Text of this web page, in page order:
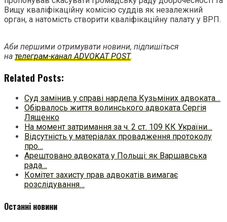
Вищу кваліфікаційну комісію суддів як незалежний
орган, а натомість створити кваліфікаційну палату у ВРП.
Аби першими отримувати новини, підпишіться
на телеграм-канал ADVOKAT POST.
Related Posts:
Суд замінив у справі нардепа Кузьміних адвоката…
Обірвалось життя волинського адвоката Сергія
Лященко
На момент затримання за ч. 2 ст. 109 КК України…
Відсутність у матеріалах провадження протоколу
про…
Арештовано адвоката у Польщі: як Варшавська
рада…
Комітет захисту прав адвокатів вимагає
розслідування…
Останні новини